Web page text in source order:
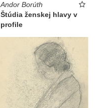
Andor Borúth
Štúdia ženskej hlavy v
profile